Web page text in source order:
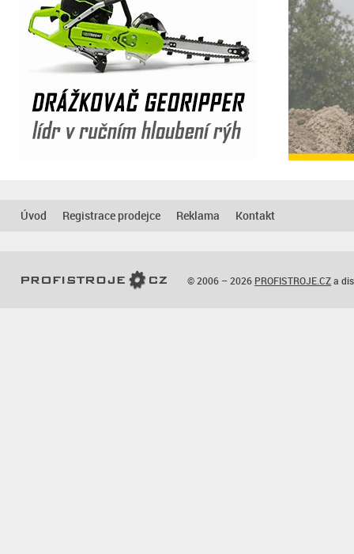
Úvod Registrace prodejce Reklama Kontakt
© 2006 – 2026 PROFISTROJE.CZa